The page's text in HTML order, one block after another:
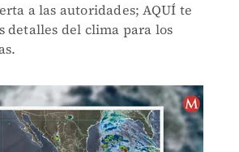
a las autoridades; AQUÍ te
detalles del clima para los